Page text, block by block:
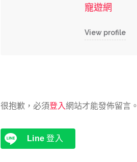
寵遊網
View profile
很抱歉，必須登入網站才能發佈留言。
Line 登入